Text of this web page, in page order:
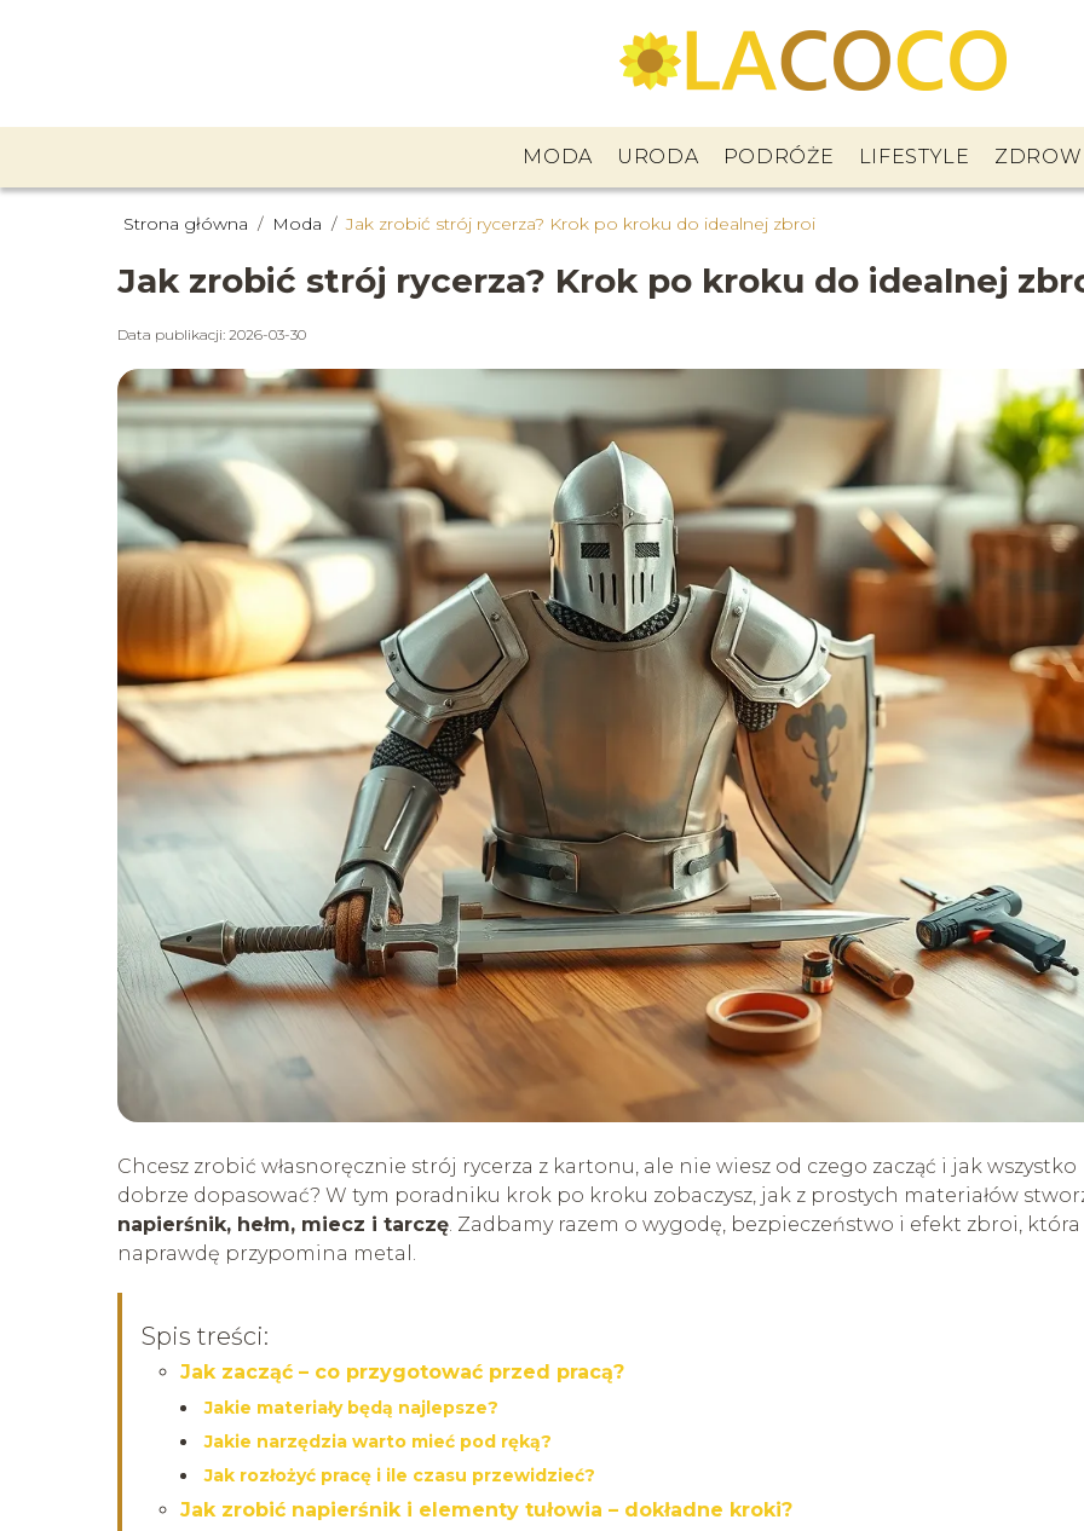
MODA URODA PODRÓŻE LIFESTYLE
Strona główna / Moda /Jak zrobić strój rycerza? Krok po kroku do idealnej zbroi
Jak zrobić strój rycerza? Krok po kroku do idealnej
Data publikacji: 2026-03-30
Chcesz zrobić własnoręcznie strój rycerza z kartonu, ale nie wiesz od czego zacząć i jak wszystko
dobrze dopasować? W tym poradniku krok po kroku zobaczysz, jak z prostych materiałów
napierśnik, hełm, miecz i tarczę. Zadbamy razem o wygodę, bezpieczeństwo i efekt zbroi, która
naprawdę przypomina metal.
Spis treści:
Jak zacząć – co przygotować przed pracą?
Jakie materiały będą najlepsze?
Jakie narzędzia warto mieć pod ręką?
Jak rozłożyć pracę i ile czasu przewidzieć?
Jak zrobić napierśnik i elementy tułowia – dokładne kroki?